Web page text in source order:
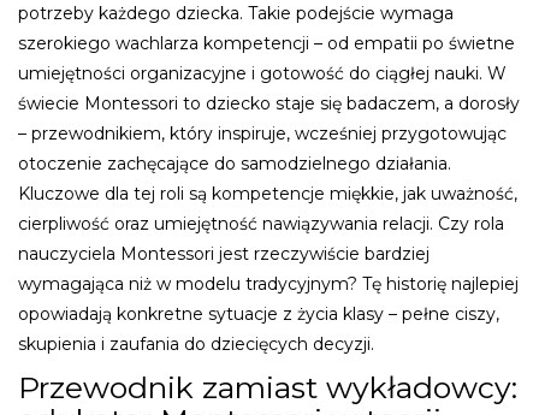
potrzeby każdego dziecka. Takie podejście wymaga
szerokiego wachlarza kompetencji – od empatii po świetne
umiejętności organizacyjne i gotowość do ciągłej nauki. W
świecie Montessori to dziecko staje się badaczem, a dorosły
– przewodnikiem, który inspiruje, wcześniej przygotowując
otoczenie zachęcające do samodzielnego działania.
Kluczowe dla tej roli są kompetencje miękkie, jak uważność,
cierpliwość oraz umiejętność nawiązywania relacji. Czy rola
nauczyciela Montessori jest rzeczywiście bardziej
wymagająca niż w modelu tradycyjnym? Tę historię najlepiej
opowiadają konkretne sytuacje z życia klasy – pełne ciszy,
skupienia i zaufania do dziecięcych decyzji.
Przewodnik zamiast wykładowcy: